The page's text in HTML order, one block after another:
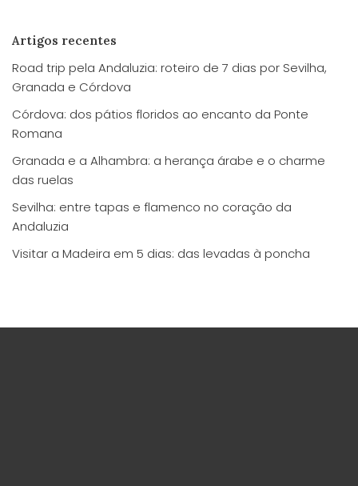
Artigos recentes
Road trip pela Andaluzia: roteiro de 7 dias por Sevilha,
Granada e Córdova
Córdova: dos pátios floridos ao encanto da Ponte
Romana
Granada e a Alhambra: a herança árabe e o charme
das ruelas
Sevilha: entre tapas e flamenco no coração da
Andaluzia
Visitar a Madeira em 5 dias: das levadas à poncha